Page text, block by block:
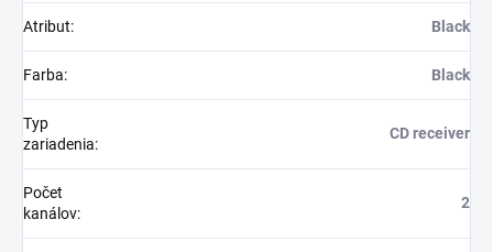
Atribut: Black
Farba: Black
Typ
zariadenia:
CD receiver
Počet
kanálov:
2